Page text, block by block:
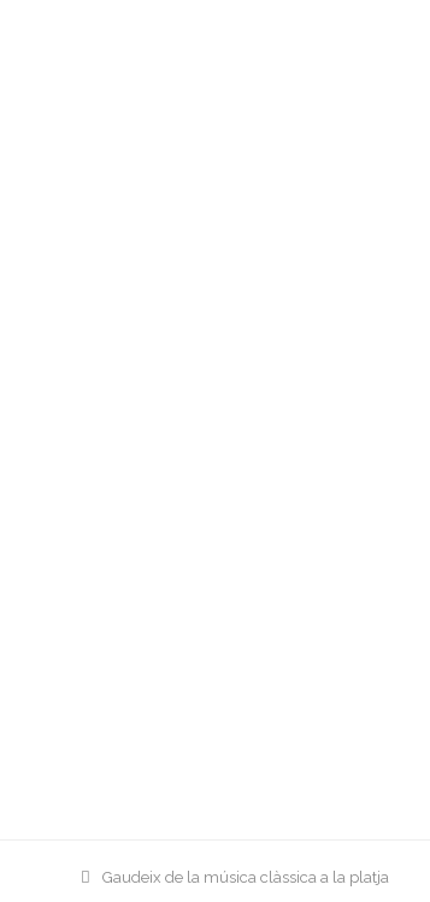
previous
Gaudeix de la música clàssica a la platja